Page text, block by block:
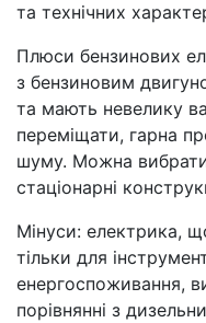
та технічних
Плюси бензинових
з бензиновим
та мають невелику
переміщати, гарна
шуму. Можна вибрати
стаціонарні
Мінуси: електрика,
тільки для
енергоспоживання,
порівнянні з